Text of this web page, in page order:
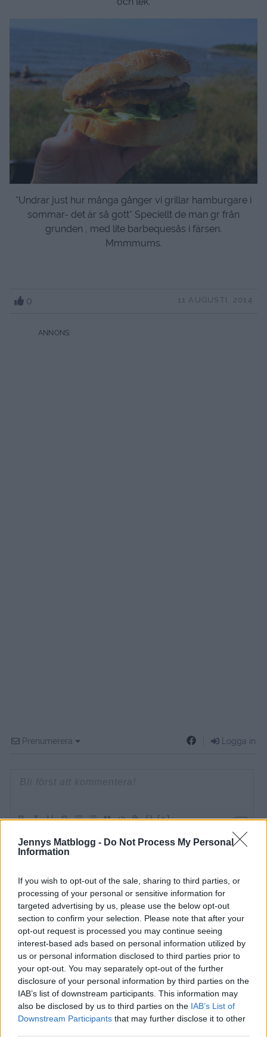
Jennys Matblogg - Do Not Process My Personal
Information
If you wish to opt-out of the sale, sharing to third parties, or
processing of your personal or sensitive information for
targeted advertising by us, please use the below opt-out
section to confirm your selection. Please note that after your
opt-out request is processed you may continue seeing
interest-based ads based on personal information utilized by
us or personal information disclosed to third parties prior to
your opt-out. You may separately opt-out of the further
disclosure of your personal information by third parties on the
IAB’s list of downstream participants. This information may
also be disclosed by us to third parties on the IAB’s List of
Downstream Participants that may further disclose it to other
*Undrar just hur många gånger vi grillar hamburgare i
sommar- det är så gott* Speciellt de man gr från
grunden , med lite barbequesås i färsen.
Mmmmums.
0 11 AUGUSTI, 2014
Prenumerera Logga in
{} [+]